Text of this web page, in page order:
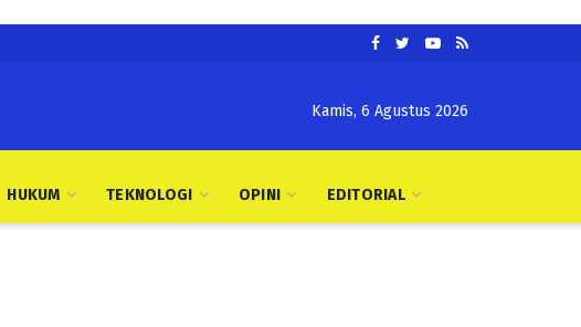
Kamis, 6 Agustus 2026
HUKUM TEKNOLOGI OPINI EDITORIAL